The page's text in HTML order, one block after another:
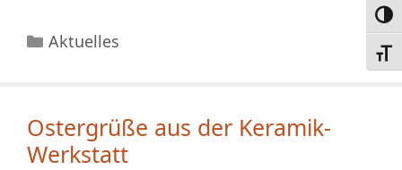
Kategorien
Aktuelles
Ostergrüße aus der Keramik-
Werkstatt